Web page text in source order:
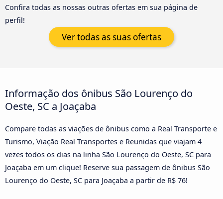
Confira todas as nossas outras ofertas em sua página de
perfil!
Ver todas as suas ofertas
Informação dos ônibus São Lourenço do
Oeste, SC a Joaçaba
Compare todas as viações de ônibus como a Real Transporte e
Turismo, Viação Real Transportes e Reunidas que viajam 4
vezes todos os dias na linha São Lourenço do Oeste, SC para
Joaçaba em um clique! Reserve sua passagem de ônibus São
Lourenço do Oeste, SC para Joaçaba a partir de R$ 76!